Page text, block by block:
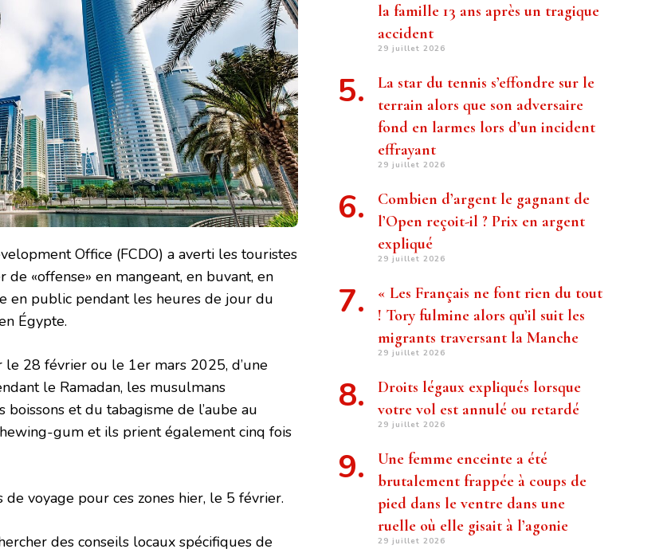
Office (FCDO) a averti les touristes
«offense» en mangeant, en buvant, en
en public pendant les heures de jour du
Égypte.
le 28 février ou le 1er mars 2025, d’une
le Ramadan, les musulmans
boissons et du tabagisme de l’aube au
gum et ils prient également cinq fois
de voyage pour ces zones hier, le 5 février.
des conseils locaux spécifiques de
la famille 13 ans après un tragique
accident
29 juillet 2026
La star du tennis s’effondre sur le
terrain alors que son adversaire
fond en larmes lors d’un incident
effrayant
29 juillet 2026
Combien d’argent le gagnant de
l’Open reçoit-il ? Prix ​​en argent
expliqué
29 juillet 2026
« Les Français ne font rien du tout
! Tory fulmine alors qu’il suit les
migrants traversant la Manche
29 juillet 2026
Droits légaux expliqués lorsque
votre vol est annulé ou retardé
29 juillet 2026
Une femme enceinte a été
brutalement frappée à coups de
pied dans le ventre dans une
ruelle où elle gisait à l’agonie
29 juillet 2026